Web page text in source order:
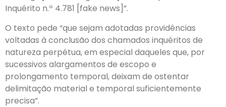
Inquérito n.º 4.781 [fake news]”.
O texto pede “que sejam adotadas providências
voltadas à conclusão dos chamados inquéritos de
natureza perpétua, em especial daqueles que, por
sucessivos alargamentos de escopo e
prolongamento temporal, deixam de ostentar
delimitação material e temporal suficientemente
precisa”.